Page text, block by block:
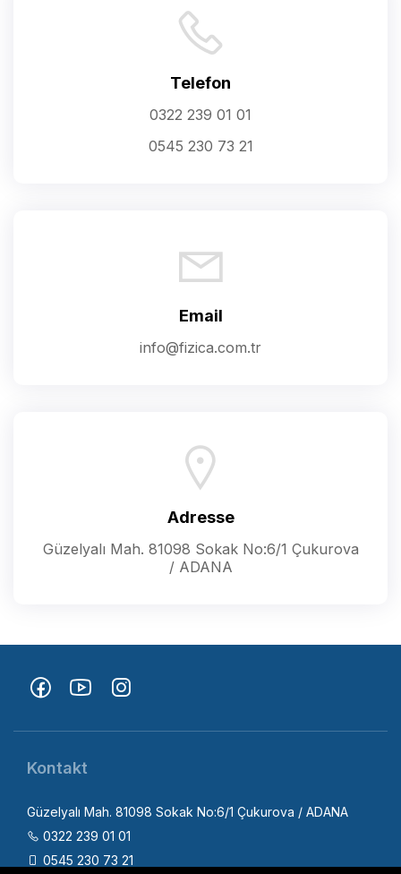
Telefon
0322 239 01 01
0545 230 73 21
Email
info@fizica.com.tr
Adresse
Güzelyalı Mah. 81098 Sokak No:6/1 Çukurova
/ ADANA
Kontakt
Güzelyalı Mah. 81098 Sokak No:6/1 Çukurova / ADANA
0322 239 01 01
0545 230 73 21